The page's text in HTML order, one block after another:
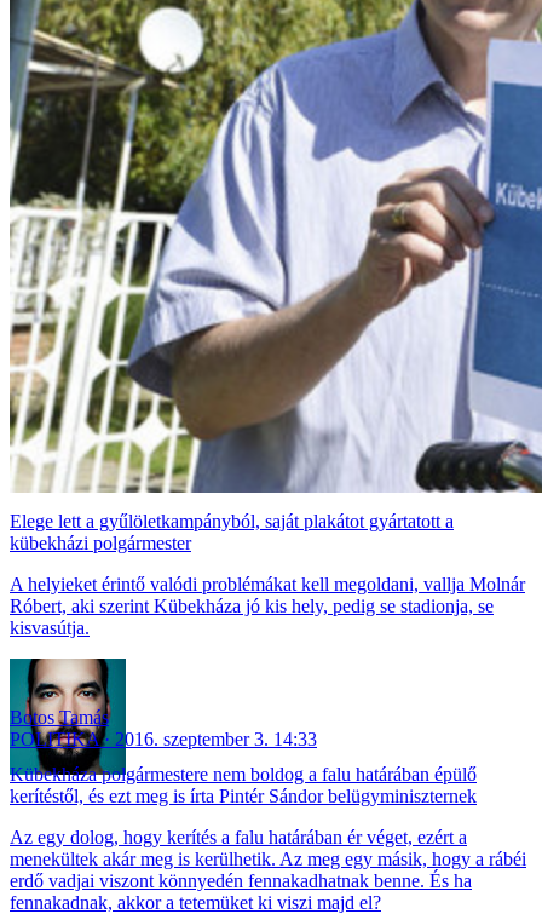
Elege lett a gyűlöletkampányból, saját plakátot gyártatott a
kübekházi polgármester
A helyieket érintő valódi problémákat kell megoldani, vallja Molnár
Róbert, aki szerint Kübekháza jó kis hely, pedig se stadionja, se
kisvasútja.
Botos Tamás
POLITIKA
2016. szeptember 3. 14:33
Kübekháza polgármestere nem boldog a falu határában épülő
kerítéstől, és ezt meg is írta Pintér Sándor belügyminiszternek
Az egy dolog, hogy kerítés a falu határában ér véget, ezért a
menekültek akár meg is kerülhetik. Az meg egy másik, hogy a rábéi
erdő vadjai viszont könnyedén fennakadhatnak benne. És ha
fennakadnak, akkor a tetemüket ki viszi majd el?